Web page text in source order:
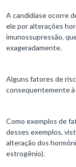
A candidíase ocorre
ele por alterações
imunossupressão,
exageradamente.
Alguns fatores de
consequentemente à
Como exemplos de
desses exemplos,
alteração dos
estrogênio).